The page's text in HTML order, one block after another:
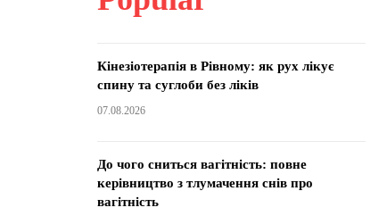
Кінезіотерапія в Рівному: як рух лікує
спину та суглоби без ліків
07.08.2026
До чого сниться вагітність: повне
керівництво з тлумачення снів про
вагітність